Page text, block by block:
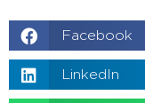
Facebook
LinkedIn